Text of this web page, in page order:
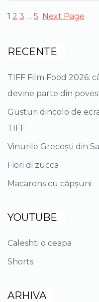
1 2 3 … 5 Next Page
RECENTE
TIFF Film Food 2026:
devine parte din
Gusturi dincolo de
TIFF
Vinurile Grecești din
Fiori di zucca
Macarons cu căpșuni
YOUTUBE
Caleshti o ceapa
Shorts
ARHIVA